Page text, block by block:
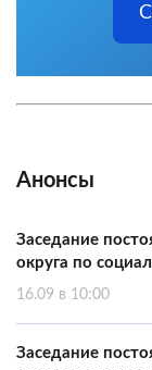
Анонсы
Заседание
округа по
16.09 в 10:00
Заседание